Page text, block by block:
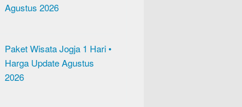
Agustus 2026
Paket Wisata Jogja 1 Hari •
Harga Update Agustus
2026